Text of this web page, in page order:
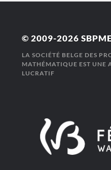
© 2009-2026
LA SOCIÉTÉ BELGE DES
MATHÉMATIQUE EST UNE
LUCRATIF